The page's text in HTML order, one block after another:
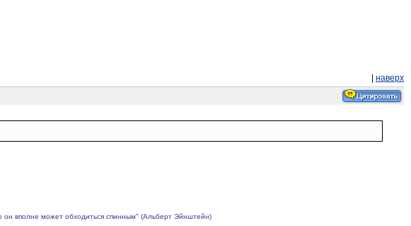
наверх
он вполне может обходиться спинным" (Альберт Эйнштейн)